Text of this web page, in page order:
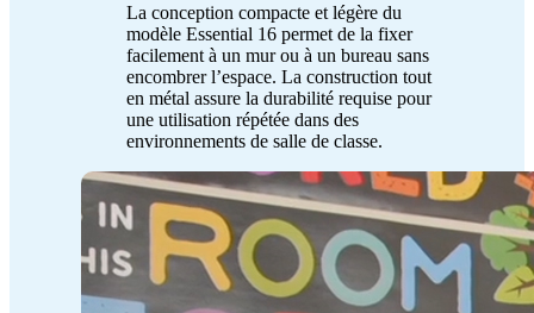
La conception compacte et légère du
modèle Essential 16 permet de la fixer
facilement à un mur ou à un bureau sans
encombrer l’espace. La construction tout
en métal assure la durabilité requise pour
une utilisation répétée dans des
environnements de salle de classe.